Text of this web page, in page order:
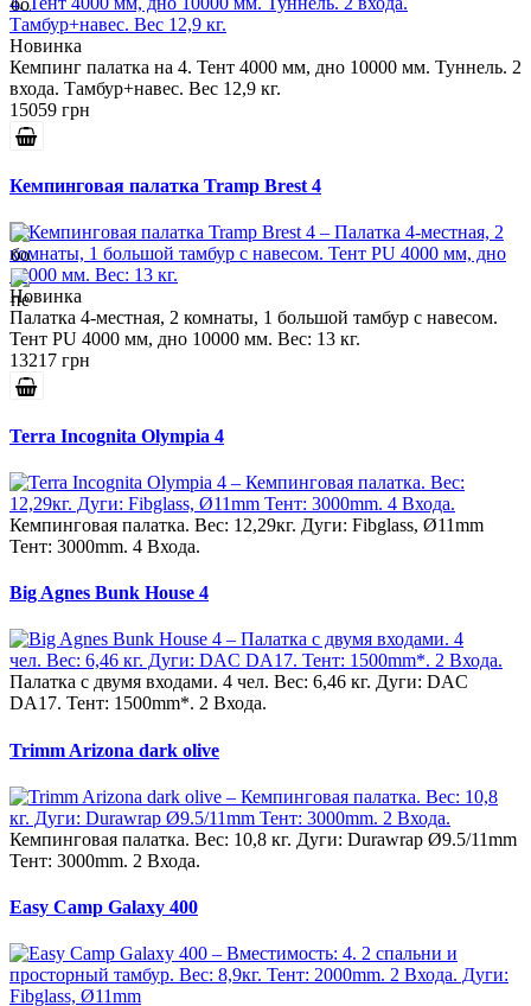
Новинка
Кемпинг палатка на 4. Тент 4000 мм, дно 10000 мм. Туннель. 2
входа. Тамбур+навес. Вес 12,9 кг.
15059 грн
Кемпинговая палатка Tramp Brest 4
Новинка
Палатка 4-местная, 2 комнаты, 1 большой тамбур с навесом.
Тент PU 4000 мм, дно 10000 мм. Вес: 13 кг.
13217 грн
Terra Incognita Olympia 4
Кемпинговая палатка. Вес: 12,29кг. Дуги: Fibglass, Ø11mm
Тент: 3000mm. 4 Входa.
Big Agnes Bunk House 4
Палатка с двумя входами. 4 чел. Вес: 6,46 кг. Дуги: DAC
DA17. Тент: 1500mm*. 2 Входа.
Trimm Arizona dark olive
Кемпинговая палатка. Вес: 10,8 кг. Дуги: Durawrap Ø9.5/11mm
Тент: 3000mm. 2 Входа.
Easy Camp Galaxy 400